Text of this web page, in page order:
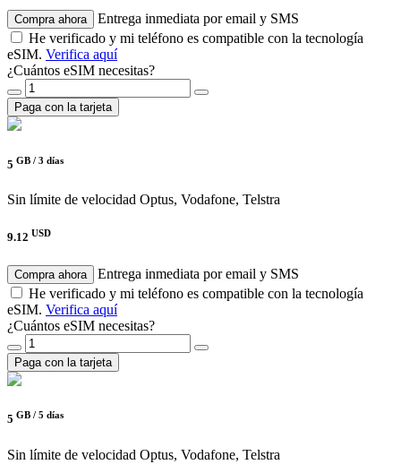
Compra ahora
Entrega inmediata por email y SMS
He verificado y mi teléfono es compatible con la tecnología
eSIM. Verifica aquí
¿Cuántos eSIM necesitas?
Paga con la tarjeta
5 GB / 3 días
Sin límite de velocidad Optus, Vodafone, Telstra
9.12 USD
Compra ahora
Entrega inmediata por email y SMS
He verificado y mi teléfono es compatible con la tecnología
eSIM. Verifica aquí
¿Cuántos eSIM necesitas?
Paga con la tarjeta
5 GB / 5 días
Sin límite de velocidad Optus, Vodafone, Telstra